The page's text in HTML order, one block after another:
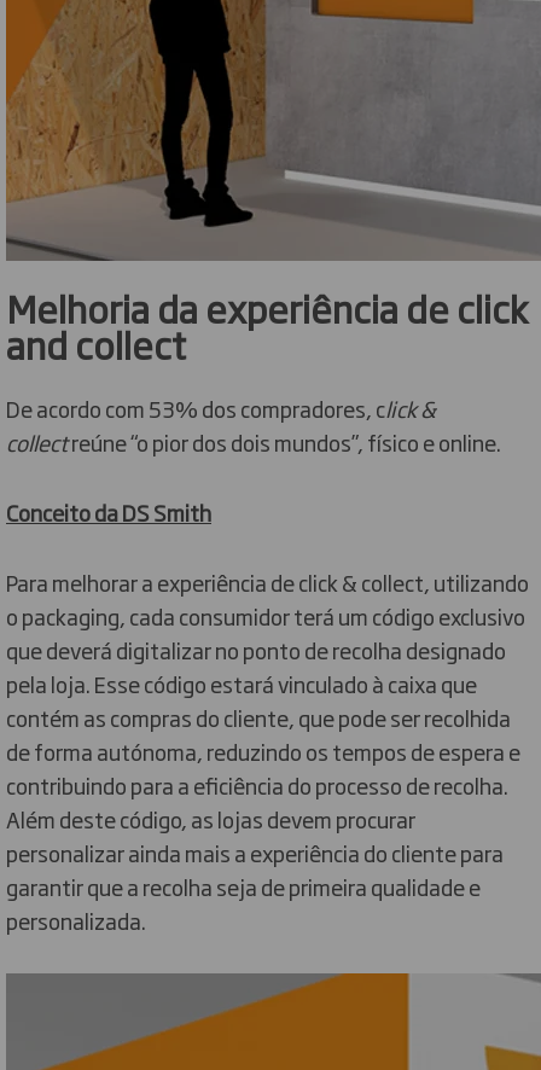
Melhoria da experiência de click
and collect
De acordo com 53% dos compradores, click &
collectreúne “o pior dos dois mundos”, físico e online.
Conceito da DS Smith
Para melhorar a experiência de click & collect, utilizando
o packaging, cada consumidor terá um código exclusivo
que deverá digitalizar no ponto de recolha designado
pela loja. Esse código estará vinculado à caixa que
contém as compras do cliente, que pode ser recolhida
de forma autónoma, reduzindo os tempos de espera e
contribuindo para a eficiência do processo de recolha.
Além deste código, as lojas devem procurar
personalizar ainda mais a experiência do cliente para
garantir que a recolha seja de primeira qualidade e
personalizada.